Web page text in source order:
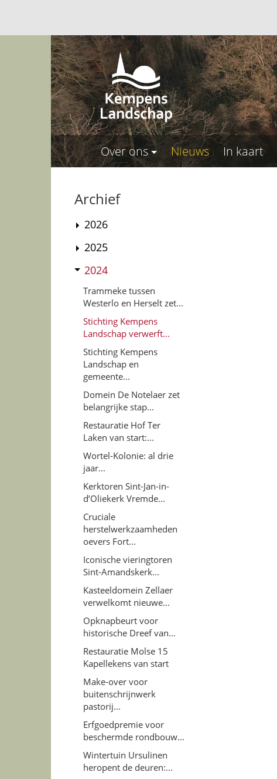
Over ons Nieuws In kaart
Archief
2026
2025
2024
Trammeke tussen
Westerlo en Herselt zet...
Stichting Kempens
Landschap verwerft...
Stichting Kempens
Landschap en
gemeente...
Domein De Notelaer zet
belangrijke stap...
Restauratie Hof Ter
Laken van start:...
Wortel-Kolonie: al drie
jaar...
Kerktoren Sint-Jan-in-
d’Oliekerk Vremde...
Cruciale
herstelwerkzaamheden
oevers Fort...
Iconische vieringtoren
Sint-Amandskerk...
Kasteeldomein Zellaer
verwelkomt nieuwe...
Opknapbeurt voor
historische Dreef van...
Restauratie Molse 15
Kapellekens van start
Make-over voor
buitenschrijnwerk
pastorij...
Erfgoedpremie voor
beschermde rondbouw...
Wintertuin Ursulinen
heropent de deuren:...